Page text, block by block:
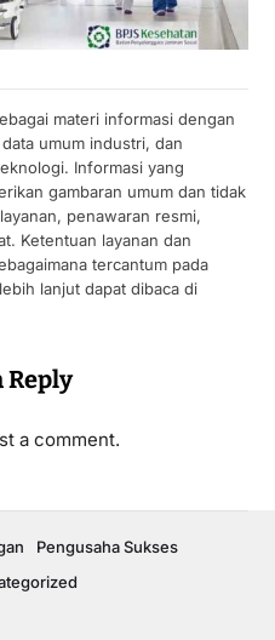
materi informasi dengan
umum industri, dan
Informasi yang
gambaran umum dan tidak
penawaran resmi,
Ketentuan layanan dan
tercantum pada
lanjut dapat dibaca di
Reply
a comment.
Pengusaha Sukses